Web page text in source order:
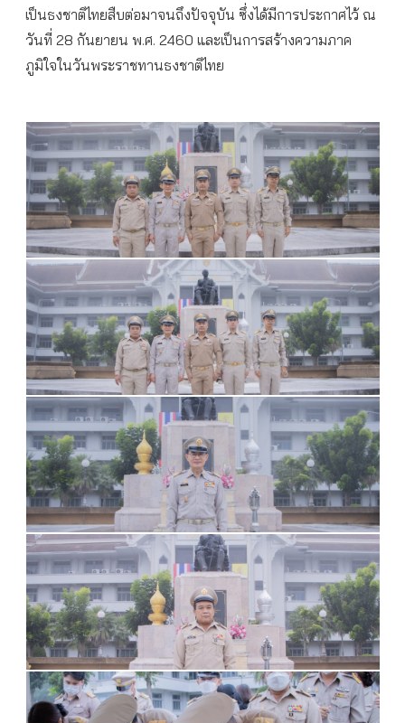
เป็นธงชาติไทยสืบต่อมาจนถึงปัจจุบัน ซึ่งได้มีการประกาศไว้ ณ
วันที่ 28 กันยายน พ.ศ. 2460 และเป็นการสร้างความภาค
ภูมิใจในวันพระราชทานธงชาติไทย